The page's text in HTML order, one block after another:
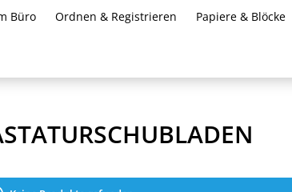
Büro Ordnen & Registrieren Papiere & Blöcke